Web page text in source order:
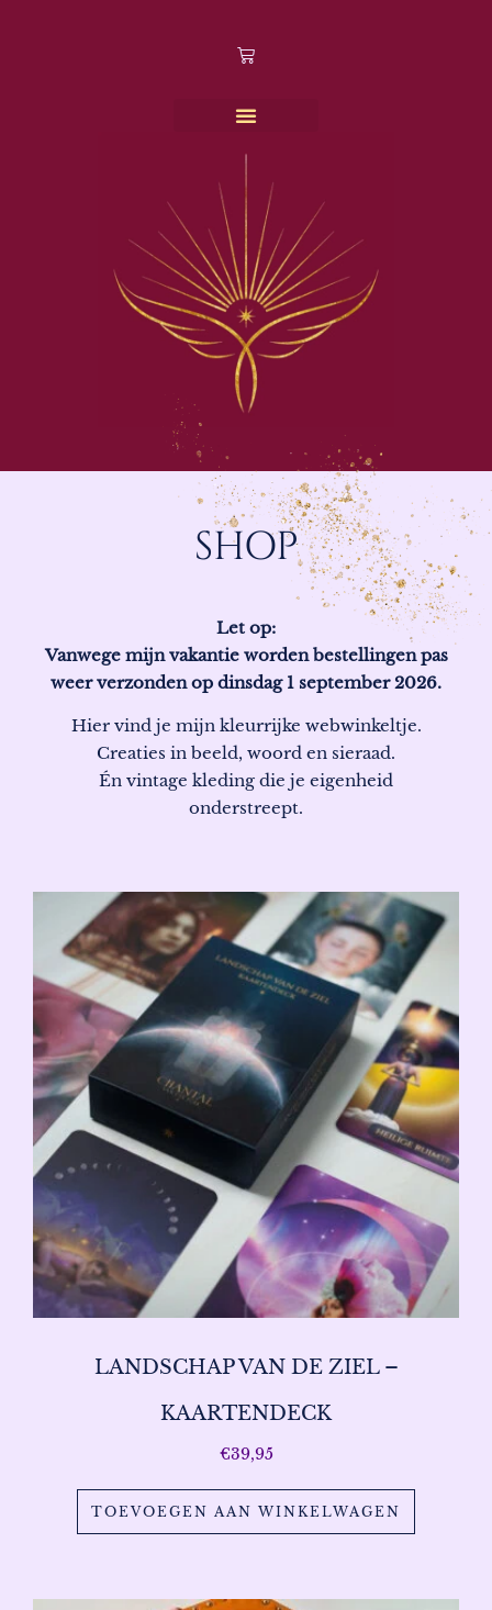
SHOP
Let op:
Vanwege mijn vakantie worden bestellingen pas
weer verzonden op dinsdag 1 september 2026.
Hier vind je mijn kleurrijke webwinkeltje.
Creaties in beeld, woord en sieraad.
Én vintage kleding die je eigenheid
onderstreept.
LANDSCHAP VAN DE ZIEL –
KAARTENDECK
€39,95
TOEVOEGEN AAN WINKELWAGEN